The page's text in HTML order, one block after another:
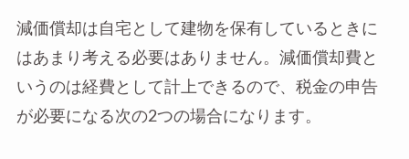
減価償却は自宅として建物を保有しているときに
はあまり考える必要はありません。減価償却費と
いうのは経費として計上できるので、税金の申告
が必要になる次の2つの場合になります。